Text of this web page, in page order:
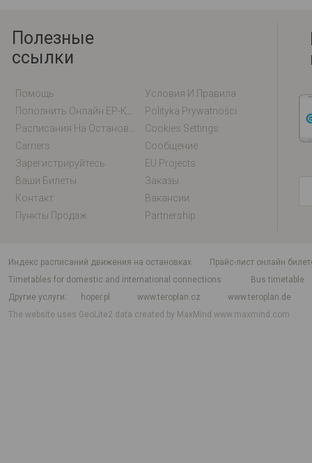
Полезные
ссылки
Помощь
Условия И Правила
Polityka Prywatności
Cookies Settings
Carriers
Сообщение
Зарегистрируйтесь
EU Projects
Ваши Билеты
Заказы
Контакт
Вакансии
Пункты Продаж
Partnership
индекс расписаний движения на остановках
Прайс-лист онлайн
Timetables for domestic and international connections
Bus timetable
Другие услуги
hoper.pl www.teroplan.cz
www.teroplan.de
The website uses GeoLite2 data created by MaxMindwww.maxmind.com